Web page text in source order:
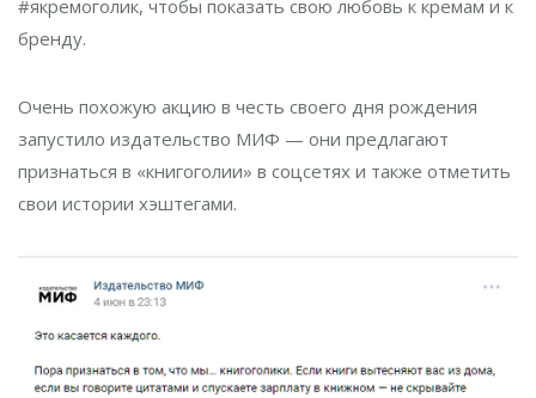
#якремоголик, чтобы показать свою любовь к кремам и к
бренду.
Очень похожую акцию в честь своего дня рождения
запустило издательство МИФ — они предлагают
признаться в «книгоголии» в соцсетях и также отметить
свои истории хэштегами.